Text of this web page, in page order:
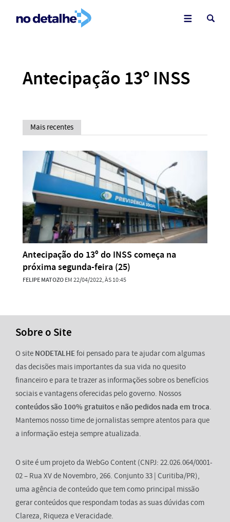
Antecipação 13º INSS
Mais recentes
Antecipação do 13º do INSS começa na
próxima segunda-feira (25)
FELIPE MATOZOEM 22/04/2022, ÀS 10:45
Sobre o Site
O site NODETALHEfoi pensado para te ajudar com algumas
das decisões mais importantes da sua vida no quesito
financeiro e para te trazer as informações sobre os benefícios
sociais e vantagens oferecidas pelo governo. Nossos
conteúdos são 100% gratuitose não pedidos nada em troca.
Mantemos nosso time de jornalistas sempre atentos para que
a informação esteja sempre atualizada.
O site é um projeto da WebGo Content (CNPJ: 22.026.064/0001-
02 – Rua XV de Novembro, 266. Conjunto 33 | Curitiba/PR),
uma agência de conteúdo que tem como principal missão
gerar conteúdos que respondam todas as suas dúvidas com
Clareza, Riqueza e Veracidade.